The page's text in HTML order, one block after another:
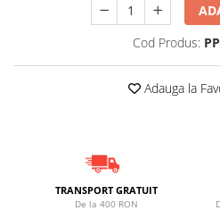
Cod Produs:
Adauga la
TRANSPORT GRATUIT
De la 400 RON